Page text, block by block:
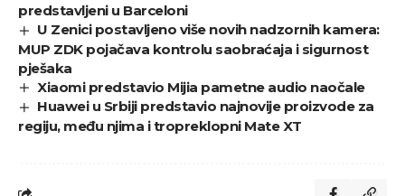
predstavljeni u Barceloni
U Zenici postavljeno više novih nadzornih kamera:
MUP ZDK pojačava kontrolu saobraćaja i sigurnost
pješaka
Xiaomi predstavio Mijia pametne audio naočale
Huawei u Srbiji predstavio najnovije proizvode za
regiju, među njima i tropreklopni Mate XT